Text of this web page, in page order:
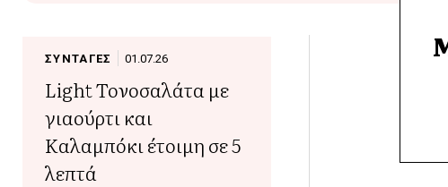
ΣΥΝΤΑΓΕΣ 01.07.26
Light Τονοσαλάτα με
γιαούρτι και
Καλαμπόκι έτοιμη σε 5
λεπτά